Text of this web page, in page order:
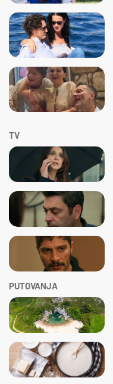
TV
PUTOVANJA